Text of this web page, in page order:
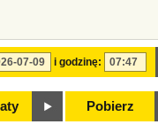
i godzinę:
Pobierz